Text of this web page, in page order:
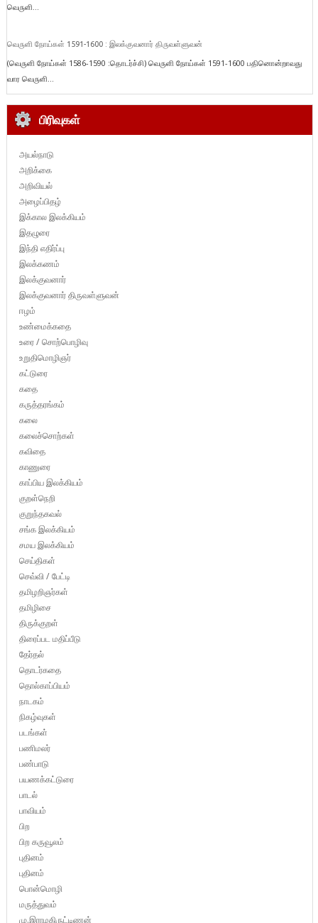
வெருளி...
வெருளி நோய்கள் 1591-1600 : இலக்குவனார் திருவள்ளுவன்
(வெருளி நோய்கள் 1586-1590 :தொடர்ச்சி) வெருளி நோய்கள் 1591-1600 பதினொன்றாவது
வார வெருளி...
பிரிவுகள்
அயல்நாடு
அறிக்கை
அறிவியல்
அழைப்பிதழ்
இக்கால இலக்கியம்
இதழுரை
இந்தி எதிர்ப்பு
இலக்கணம்
இலக்குவனார்
இலக்குவனார் திருவள்ளுவன்
ஈழம்
உண்மைக்கதை
உரை / சொற்பொழிவு
உறுதிமொழிஞர்
கட்டுரை
கதை
கருத்தரங்கம்
கலை
கலைச்சொற்கள்
கவிதை
காணுரை
காப்பிய இலக்கியம்
குறள்நெறி
குறுந்தகவல்
சங்க இலக்கியம்
சமய இலக்கியம்
செய்திகள்
செவ்வி / பேட்டி
தமிழறிஞர்கள்
தமிழிசை
திருக்குறள்
திரைப்பட மதிப்பீடு
தேர்தல்
தொடர்கதை
தொல்காப்பியம்
நாடகம்
நிகழ்வுகள்
படங்கள்
பணிமலர்
பண்பாடு
பயணக்கட்டுரை
பாடல்
பாவியம்
பிற
பிற கருவூலம்
புதினம்
புதினம்
பொன்மொழி
மருத்துவம்
மு.இராமகிருட்டிணன்